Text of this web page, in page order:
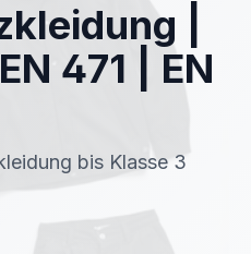
|
471 | EN
bis Klasse 3